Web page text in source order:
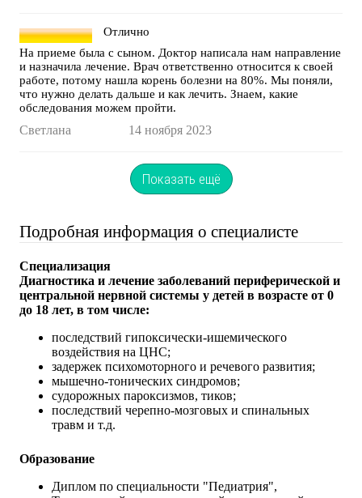
Отлично
На приеме была с сыном. Доктор написала нам направление
и назначила лечение. Врач ответственно относится к своей
работе, потому нашла корень болезни на 80%. Мы поняли,
что нужно делать дальше и как лечить. Знаем, какие
обследования можем пройти.
Светлана 14 ноября 2023
Показать ещё
Подробная информация о специалисте
Специализация
Диагностика и лечение заболеваний периферической и
центральной нервной системы у детей в возрасте от 0
до 18 лет, в том числе:
последствий гипоксически-ишемического
воздействия на ЦНС;
задержек психомоторного и речевого развития;
мышечно-тонических синдромов;
судорожных пароксизмов, тиков;
последствий черепно-мозговых и спинальных
травм и т.д.
Образование
Диплом по специальности "Педиатрия",